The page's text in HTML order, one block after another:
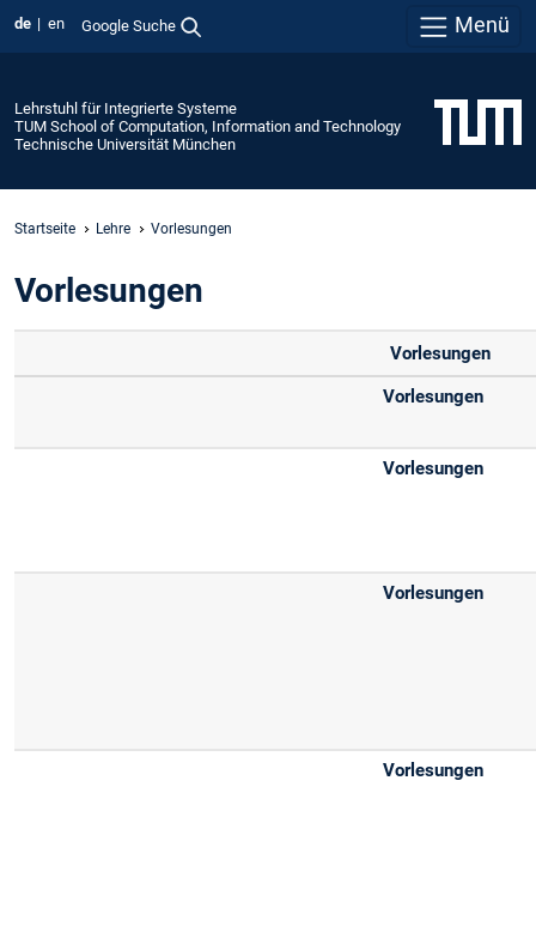
de en Google Suche Menü
Lehrstuhl für Integrierte Systeme
TUM School of Computation, Information and Technology
Technische Universität München
Startseite Lehre Vorlesungen
Vorlesungen
Vorlesungen